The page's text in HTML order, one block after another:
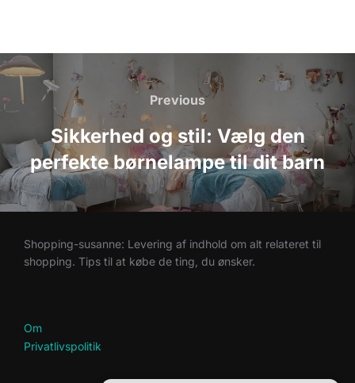
Indlægsnavigation
Previous
Previous
Sikkerhed og stil: Vælg den
perfekte børnelampe til dit barn
Shopping-susanne: Levering af indhold om alt relateret til
shopping. Tips til at købe de ting, du ønsker.
Om
Privatlivspolitik